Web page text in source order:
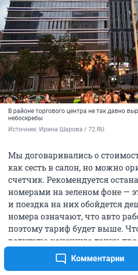
Комментарии
В районе торгового центра не так давно
небоскребы
Источник: Ирина Шарова / 72.RU
Мы договаривались о
как сесть в салон, но можно
счетчик. Рекомендуется
номерами на зеленом фоне —
и поездка на них обойдется
номера означают, что авто
поэтому тариф будет выше.
водителю конечную точку,
китайское название нужного